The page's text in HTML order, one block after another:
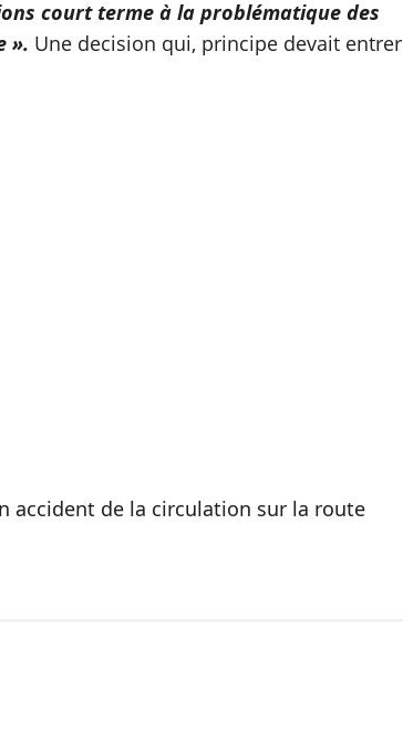
court terme à la problématique des
». Une decision qui, principe devait entrer
accident de la circulation sur la route